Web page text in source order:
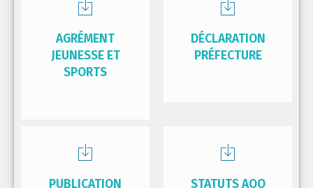
AGRÉMENT
JEUNESSE ET
SPORTS
DÉCLARATION
PRÉFECTURE
PUBLICATION
STATUTS AOO